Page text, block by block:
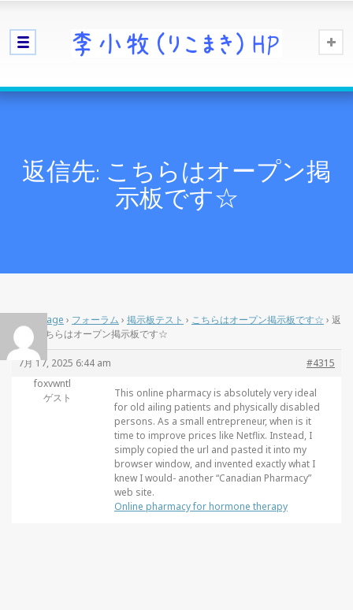
返信先: こちらはオープン掲
示板です☆
Home Page › フォーラム › 掲示板テスト › こちらはオープン掲示板です☆ › 返
信先: こちらはオープン掲示板です☆
7月 17, 2025 6:44 am
#4315
foxvwntl
ゲスト
This online pharmacy is absolutely very ideal
for old ailing patients and physically disabled
persons. As a small entrepreneur, when is it
time to improve prices like Netflix. Instead, I
simply copied the url and pasted it into my
browser window, and invented exactly what I
knew I would- another “Canadian Pharmacy”
web site.
Online pharmacy for hormone therapy